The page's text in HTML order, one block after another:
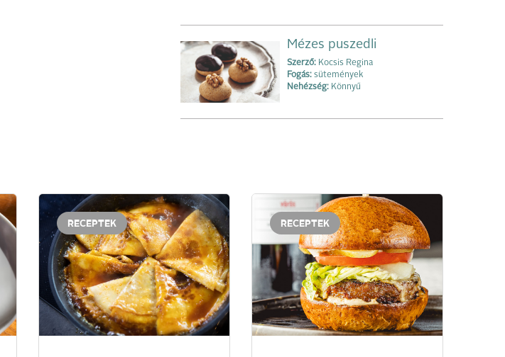
Mézes puszedli
Szerző: Kocsis Regina
Fogás: sütemények
Nehézség: Könnyű
RECEPTEK RECEPTEK